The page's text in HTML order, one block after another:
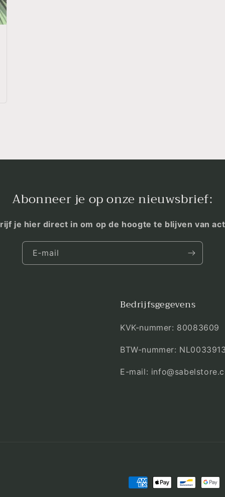
Abonneer je op onze nieuwsbrief:
je hier direct in om op de hoogte te blijven van
E‑mail
Bedrijfsgegevens
KVK-nummer: 80083609
BTW-nummer:
E-mail:
Betaalmethoden